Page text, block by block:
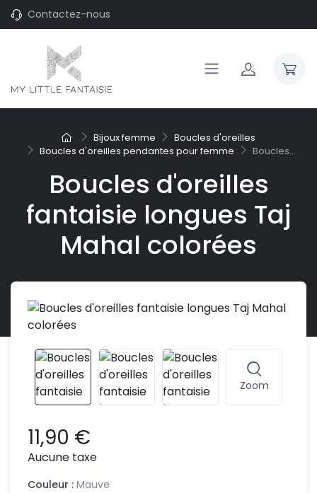
Contactez-nous
Bijoux femme
Boucles d'oreilles
Boucles d'oreilles pendantes pour femme
Boucles...
Boucles d'oreilles
fantaisie longues Taj
Mahal colorées
Zoom
11,90 €
Aucune taxe
Couleur : Mauve